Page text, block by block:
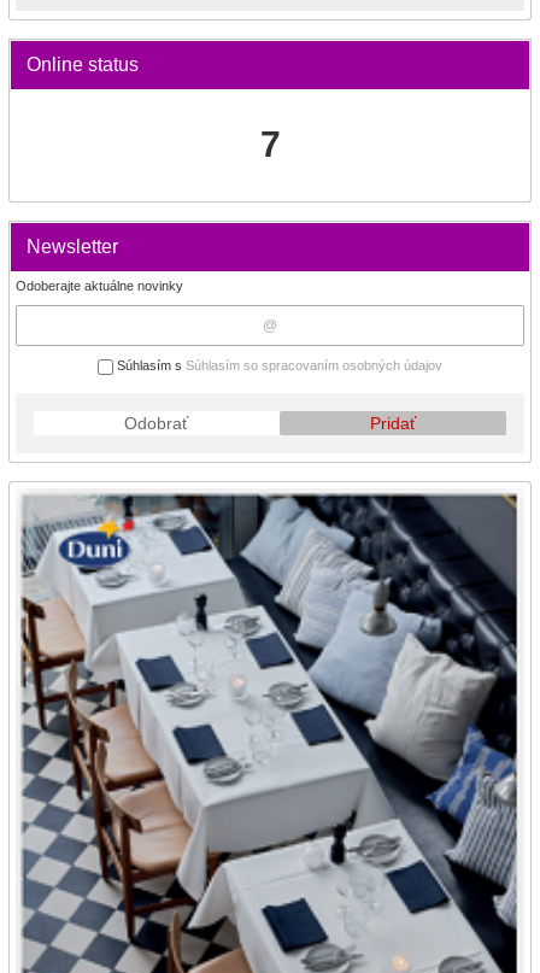
Online status
7
Newsletter
Odoberajte aktuálne novinky
Súhlasím s Súhlasím so spracovaním osobných údajov
Odobrať Pridať